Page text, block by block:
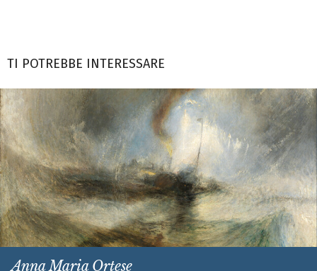
TI POTREBBE INTERESSARE
Anna Maria Ortese